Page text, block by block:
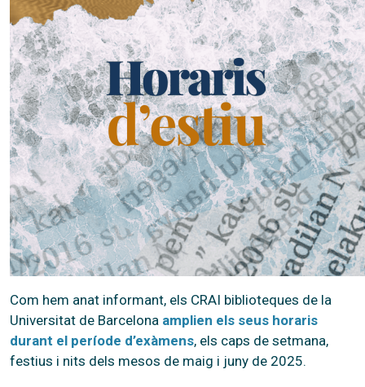
Com hem anat informant, els CRAI biblioteques de la
Universitat de Barcelona amplien els seus horaris
durant el període d’exàmens, els caps de setmana,
festius i nits dels mesos de maig i juny de 2025.